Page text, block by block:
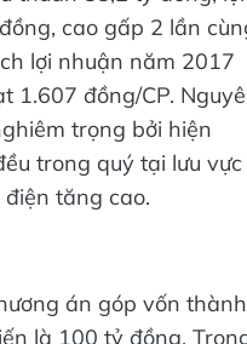
cao gấp 2 lần cùng
lợi nhuận năm 2017
đồng/CP. Nguyên
trọng bởi hiện
trong quý tại lưu vực
tăng cao.
án góp vốn thành
là 100 tỷ đồng. Trong